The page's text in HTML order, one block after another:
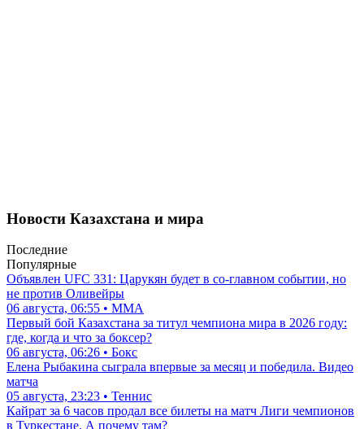
Новости Казахстана и мира
Последние
Популярные
Объявлен UFC 331: Царукян будет в со-главном событии, но
не против Оливейры
06 августа, 06:55 • ММА
Первый бой Казахстана за титул чемпиона мира в 2026 году:
где, когда и что за боксер?
06 августа, 06:26 • Бокс
Елена Рыбакина сыграла впервые за месяц и победила. Видео
матча
05 августа, 23:23 • Теннис
Кайрат за 6 часов продал все билеты на матч Лиги чемпионов
в Туркестане. А почему там?